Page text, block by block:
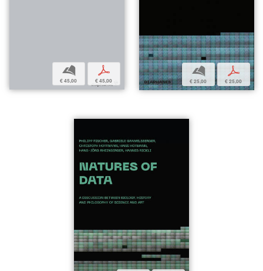
b
€ 45,00
p
€ 45,00
b
€ 25,00
p
€ 25,00